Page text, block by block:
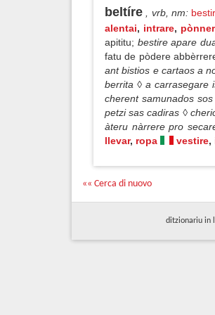
beltíre , vrb, nm:
alentai, intrare,
apititu; bestire apare
fatu de pòdere
ant bistios e cartaos a
berrita ◊ a carrasegare
cherent samunados
petzi sas cadiras ◊
àteru nàrrere pro
llevar, ropa vestire,
«« Cerca di nuovo
ditzionariu in